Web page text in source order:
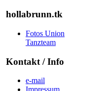
hollabrunn.tk
Fotos Union
Tanzteam
Kontakt / Info
e-mail